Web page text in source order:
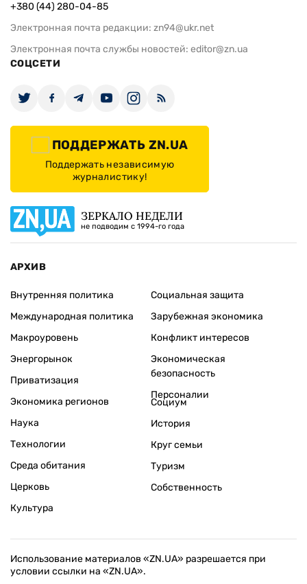
+380 (44) 280-04-85
Электронная почта редакции: zn94@ukr.net
Электронная почта службы новостей: editor@zn.ua
СОЦСЕТИ
ПОДДЕРЖАТЬ ZN.UA
Поддержать независимую
журналистику!
ЗЕРКАЛО НЕДЕЛИ
не подводим с 1994-го года
АРХИВ
Внутренняя политика
Международная политика
Макроуровень
Энергорынок
Приватизация
Экономика регионов
Социальная защита
Зарубежная экономика
Конфликт интересов
Экономическая
безопасность
Персоналии
Наука
Технологии
Среда обитания
Церковь
Культура
Социум
История
Круг семьи
Туризм
Собственность
Использование материалов «ZN.UA» разрешается при
условии ссылки на «ZN.UA».